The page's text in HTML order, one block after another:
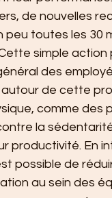
de nouvelles
peu toutes les 30
simple
des
autour de cette
comme des
la
productivité. En
possible de
au sein des